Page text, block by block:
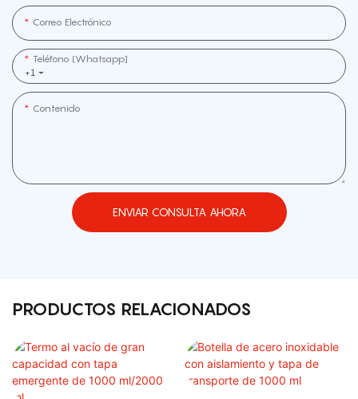
Correo Electrónico
+1
Teléfono (whatsapp]
Contenido
ENVIAR CONSULTA AHORA
PRODUCTOS RELACIONADOS